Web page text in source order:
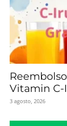
Vitamin C-
3 agosto, 2026